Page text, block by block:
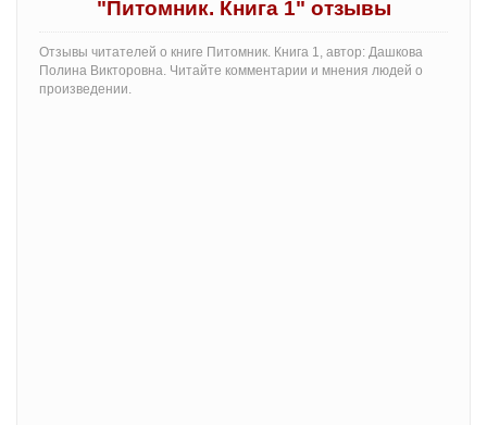
"Питомник. Книга 1" отзывы
Отзывы читателей о книге Питомник. Книга 1, автор: Дашкова
Полина Викторовна. Читайте комментарии и мнения людей о
произведении.